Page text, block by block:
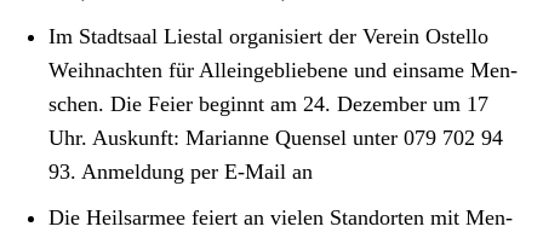
Im Stadt­saal Liestal organ­isiert der Vere­in Ostel­lo
Wei­h­nacht­en für Alleinge­bliebene und ein­same Men­
schen. Die Feier begin­nt am 24. Dezem­ber um 17
Uhr. Auskun­ft: Mar­i­anne Quensel unter 079 702 94
93. Anmel­dung per E‑Mail an
Die Heil­sarmee feiert an vie­len Stan­dorten mit Men­